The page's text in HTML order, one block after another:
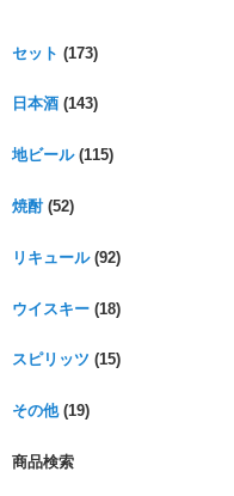
セット (173)
日本酒 (143)
地ビール(115)
焼酎(52)
リキュール(92)
ウイスキー (18)
スピリッツ (15)
その他(19)
商品検索